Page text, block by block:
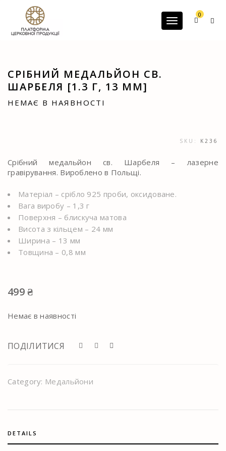
G-60JZFMNRBC
Toggle
0
СРІБНИЙ МЕДАЛЬЙОН СВ.
ШАРБЕЛЯ [1.3 Г, 13 ММ]
НЕМАЄ В НАЯВНОСТІ
SKU: K236
Срібний медальйон св. Шарбеля – лазерне
гравірування. Вироблено в Польщі.
Матеріал – срібло 925 проби, оксидоване.
Вага виробу – 1,3 г
Поверхня – блискуча матова
Висота з кільцем – 24 мм
Ширина – 13 мм
Товщина – 0,8 мм
499₴
Немає в наявності
ПОДІЛИТИСЯ
Category: Медальйони
DETAILS